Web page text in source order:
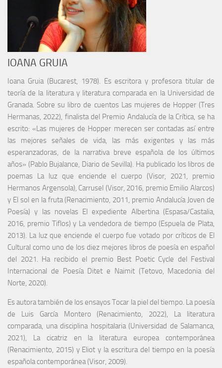
IOANA GRUIA
Ioana Gruia (Bucarest, 1978). Es escritora y profesora titular de
teoría de la literatura y literatura comparada en la Universidad de
Granada. Sobre su libro de cuentos Las mujeres de Hopper (Tres
Hermanas, 2022), finalista del Premio Andalucía de la Crítica, se ha
escrito: «Las mujeres de Hopper merecen ser contadas así entre
las mejores señales de vida, las más exigentes y las más
esperanzadoras, de la narrativa breve española de los últimos
años» (Pablo Bujalance, Diario de Sevilla). Ha publicado los libros de
poemas La luz que enciende el cuerpo (Visor, 2021, premio
Hermanos Argensola), Carrusel (Visor, 2016, premio Emilio Alarcos)
y El sol en la fruta (Renacimiento, 2011, premio Andalucía Joven de
Poesía) y las novelas El expediente Albertina (Espasa/Castalia,
2016, premio Tiflos) y La vendedora de tiempo (Espuela de Plata,
2013). La luz que enciende el cuerpo fue votado por críticos de El
Cultural como uno de los diez mejores libros de poesía en español
del 2021. Ha recibido el premio Best Poetic Cycle del Festival
Internacional de Poesía Ditet e Naimit (Tetovo, Macedonia del
Norte, 2020).
Es autora también de los ensayos Tocar la piel del tiempo. La poesía
de Luis García Montero (Renacimiento, 2022), La literatura
comparada, una disciplina hospitalaria (Universidad de Salamanca,
2021), La cicatriz en la literatura europea contemporánea
(Renacimiento, 2015) y Eliot y la escritura del tiempo en la poesía
española contemporánea (Visor, 2009).